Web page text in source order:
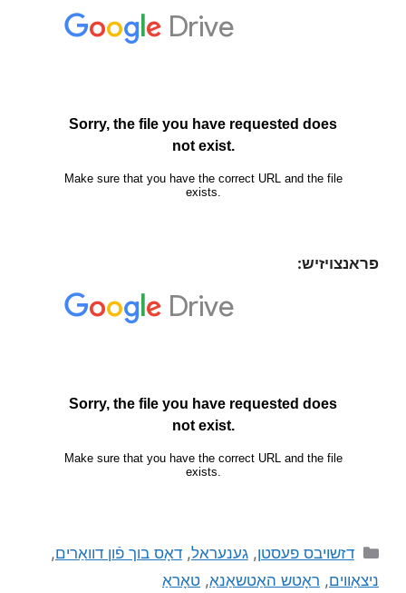
פראנצויזיש:
דזשויבס פעסטן,גענעראל,דאָס בוך פֿון דוואַרים,
ניצאַווים, ראָטש האַטשאַנאַ, טאָראַ